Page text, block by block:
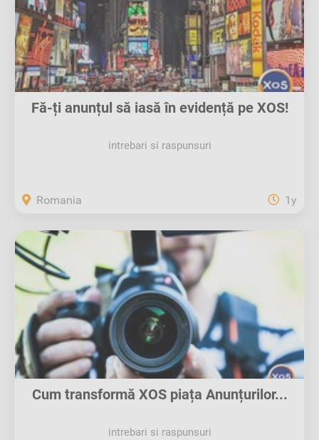
Fă-ți anunțul să iasă în evidență pe XOS!
intrebari si raspunsuri
Romania 1y
Cum transformă XOS piața Anunțurilor...
intrebari si raspunsuri